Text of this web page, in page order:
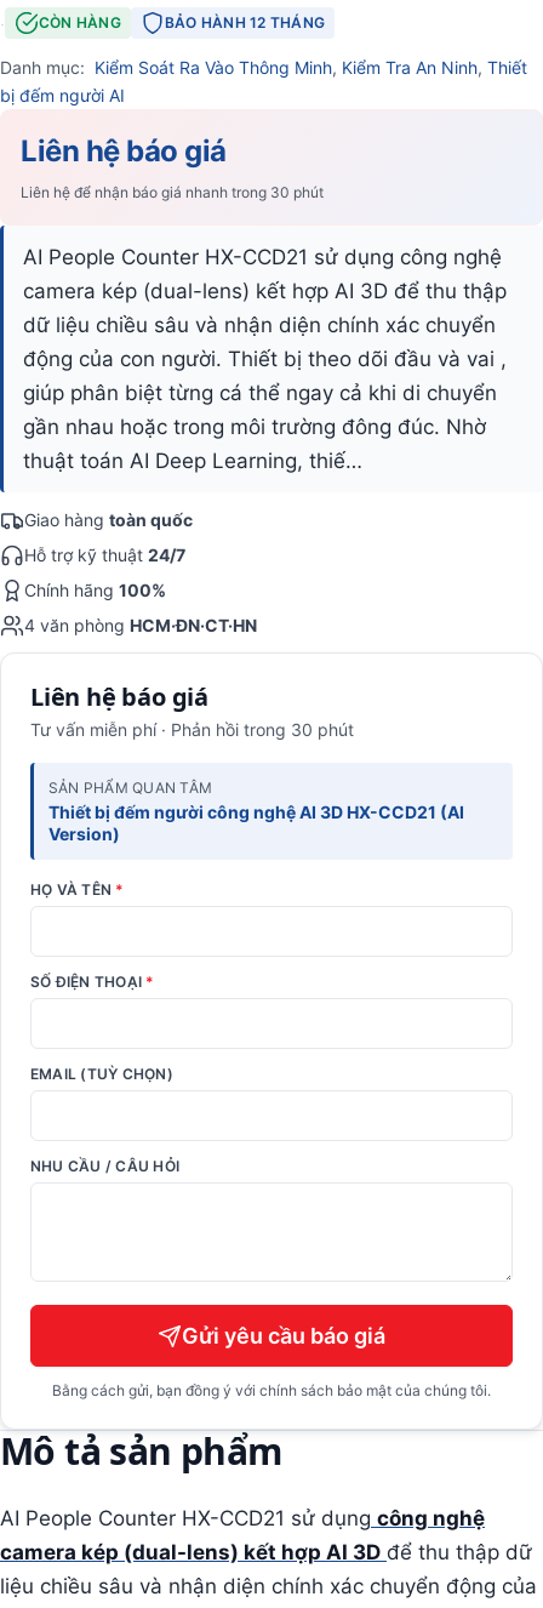
· CÒN HÀNG BẢO HÀNH 12 THÁNG
Danh mục: Kiểm Soát Ra Vào Thông Minh, Kiểm Tra An Ninh, Thiết
bị đếm người AI
Liên hệ báo giá
Liên hệ để nhận báo giá nhanh trong 30 phút
AI People Counter HX-CCD21 sử dụng công nghệ
camera kép (dual-lens) kết hợp AI 3D để thu thập
dữ liệu chiều sâu và nhận diện chính xác chuyển
động của con người. Thiết bị theo dõi đầu và vai ,
giúp phân biệt từng cá thể ngay cả khi di chuyển
gần nhau hoặc trong môi trường đông đúc. Nhờ
thuật toán AI Deep Learning, thiế…
Giao hàng toàn quốc
Hỗ trợ kỹ thuật 24/7
Chính hãng 100%
4 văn phòng HCM·ĐN·CT·HN
Liên hệ báo giá
Tư vấn miễn phí · Phản hồi trong 30 phút
SẢN PHẨM QUAN TÂM
Thiết bị đếm người công nghệ AI 3D HX-CCD21 (AI
Version)
HỌ VÀ TÊN *
SỐ ĐIỆN THOẠI *
EMAIL (TUỲ CHỌN)
NHU CẦU / CÂU HỎI
Gửi yêu cầu báo giá
Bằng cách gửi, bạn đồng ý với chính sách bảo mật của chúng tôi.
Mô tả sản phẩm
AI People Counter HX-CCD21 sử dụng công nghệ
camera kép (dual-lens) kết hợp AI 3D để thu thập dữ
liệu chiều sâu và nhận diện chính xác chuyển động của